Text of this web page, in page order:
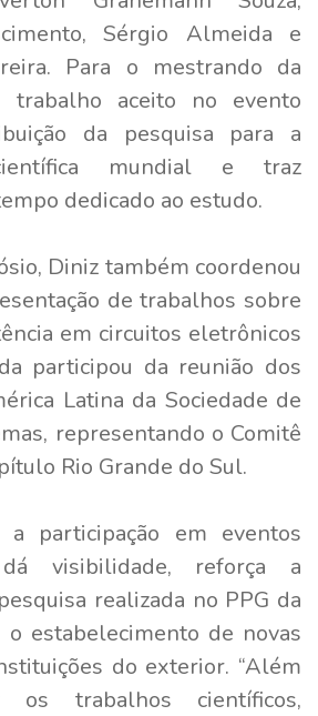
Sérgio Almeida e
Para o mestrando da
trabalho aceito no evento
da pesquisa para a
mundial e traz
dedicado ao estudo.
Diniz também coordenou
de trabalhos sobre
em circuitos eletrônicos
participou da reunião dos
Latina da Sociedade de
representando o Comitê
Rio Grande do Sul.
a participação em eventos
dá visibilidade, reforça a
realizada no PPG da
estabelecimento de novas
do exterior. “Além
os trabalhos científicos,